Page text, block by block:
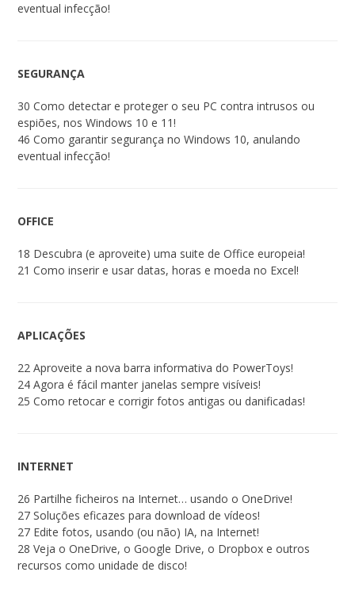
eventual infecção!
SEGURANÇA
30 Como detectar e proteger o seu PC contra intrusos ou
espiões, nos Windows 10 e 11!
46 Como garantir segurança no Windows 10, anulando
eventual infecção!
OFFICE
18 Descubra (e aproveite) uma suite de Office europeia!
21 Como inserir e usar datas, horas e moeda no Excel!
APLICAÇÕES
22 Aproveite a nova barra informativa do PowerToys!
24 Agora é fácil manter janelas sempre visíveis!
25 Como retocar e corrigir fotos antigas ou danificadas!
INTERNET
26 Partilhe ficheiros na Internet… usando o OneDrive!
27 Soluções eficazes para download de vídeos!
27 Edite fotos, usando (ou não) IA, na Internet!
28 Veja o OneDrive, o Google Drive, o Dropbox e outros
recursos como unidade de disco!